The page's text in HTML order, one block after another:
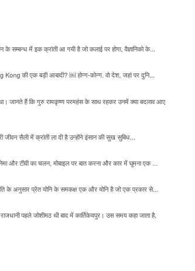
सम्बन्ध में इक क्रांती आ गयी है जो कलाई पर होगा, वैज्ञानिको के...
की एक बड़ी आबादी? ￼ होन्ग-कोन्ग. वो देश, जहां पर दुनि...
था। जानते हैं कि गुरु रामकृष्ण परमहंस के साथ रहकर उनमें क्या बदलाव आए
जीवन सैली में क्रांती ला दी है उन्होंने इंसान की सुख सुबिध...
और टीवी का चलन, मोबाइल पर बात करना और कार में घूमना एक ...
के अनुसार प्रेत योनि के समकक्ष एक और योनि है जो एक प्रकार से...
पहले जोशीमठ थी बाद में कार्तिकेयपुर। उस समय कहा जाता है,